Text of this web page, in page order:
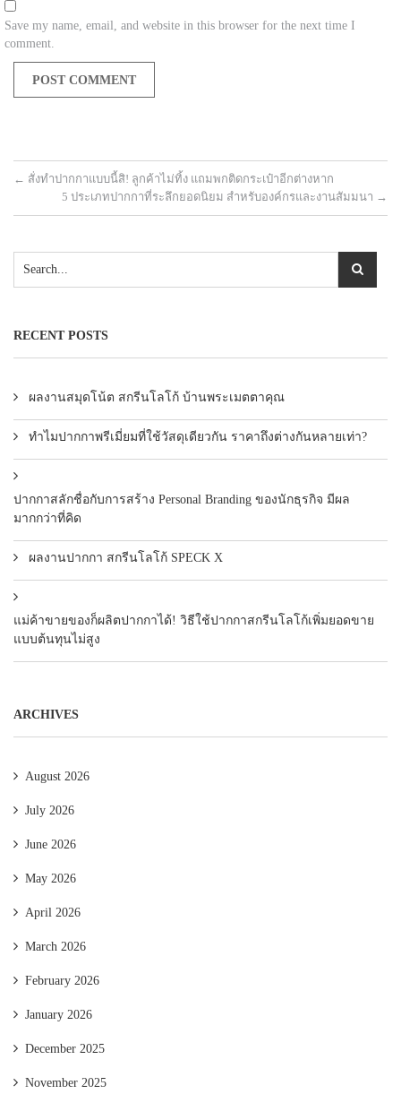
Save my name, email, and website in this browser for the next time I
comment.
← สั่งทำปากกาแบบนี้สิ! ลูกค้าไม่ทิ้ง แถมพกติดกระเป๋าอีกต่างหาก
5 ประเภทปากกาที่ระลึกยอดนิยม สำหรับองค์กรและงานสัมมนา →
RECENT POSTS
ผลงานสมุดโน้ต สกรีนโลโก้ บ้านพระเมตตาคุณ
ทำไมปากกาพรีเมี่ยมที่ใช้วัสดุเดียวกัน ราคาถึงต่างกันหลายเท่า?
ปากกาสลักชื่อกับการสร้าง Personal Branding ของนักธุรกิจ มีผล
มากกว่าที่คิด
ผลงานปากกา สกรีนโลโก้ SPECK X
แม่ค้าขายของก็ผลิตปากกาได้! วิธีใช้ปากกาสกรีนโลโก้เพิ่มยอดขาย
แบบต้นทุนไม่สูง
ARCHIVES
August 2026
July 2026
June 2026
May 2026
April 2026
March 2026
February 2026
January 2026
December 2025
November 2025